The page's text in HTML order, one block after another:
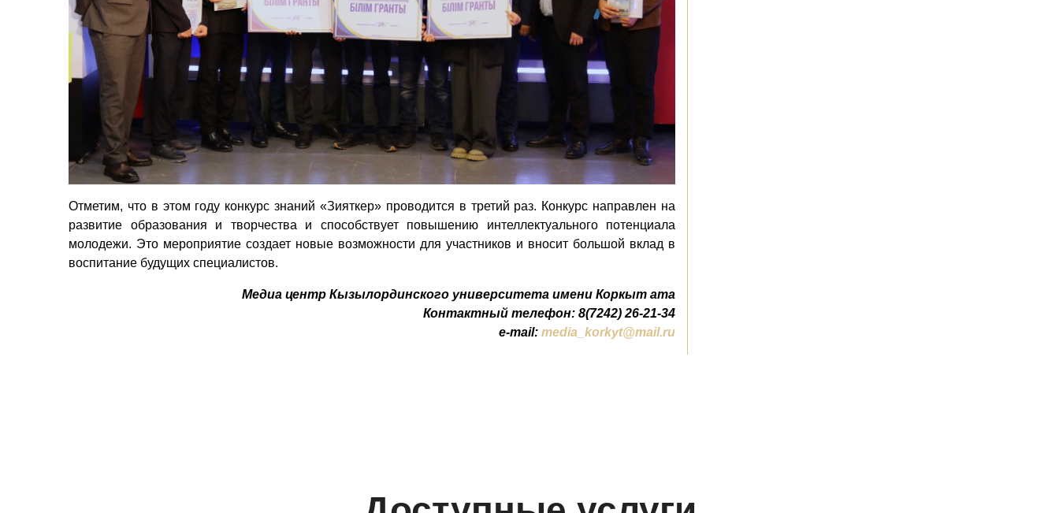
Отметим, что в этом году конкурс знаний «Зияткер» проводится в третий раз. Конкурс направлен на
развитие образования и творчества и способствует повышению интеллектуального потенциала
молодежи. Это мероприятие создает новые возможности для участников и вносит большой вклад в
воспитание будущих специалистов.
Медиа центр Кызылординского университета имени Коркыт ата
Контактный телефон: 8(7242) 26-21-34
e-mail: media_korkyt@mail.ru